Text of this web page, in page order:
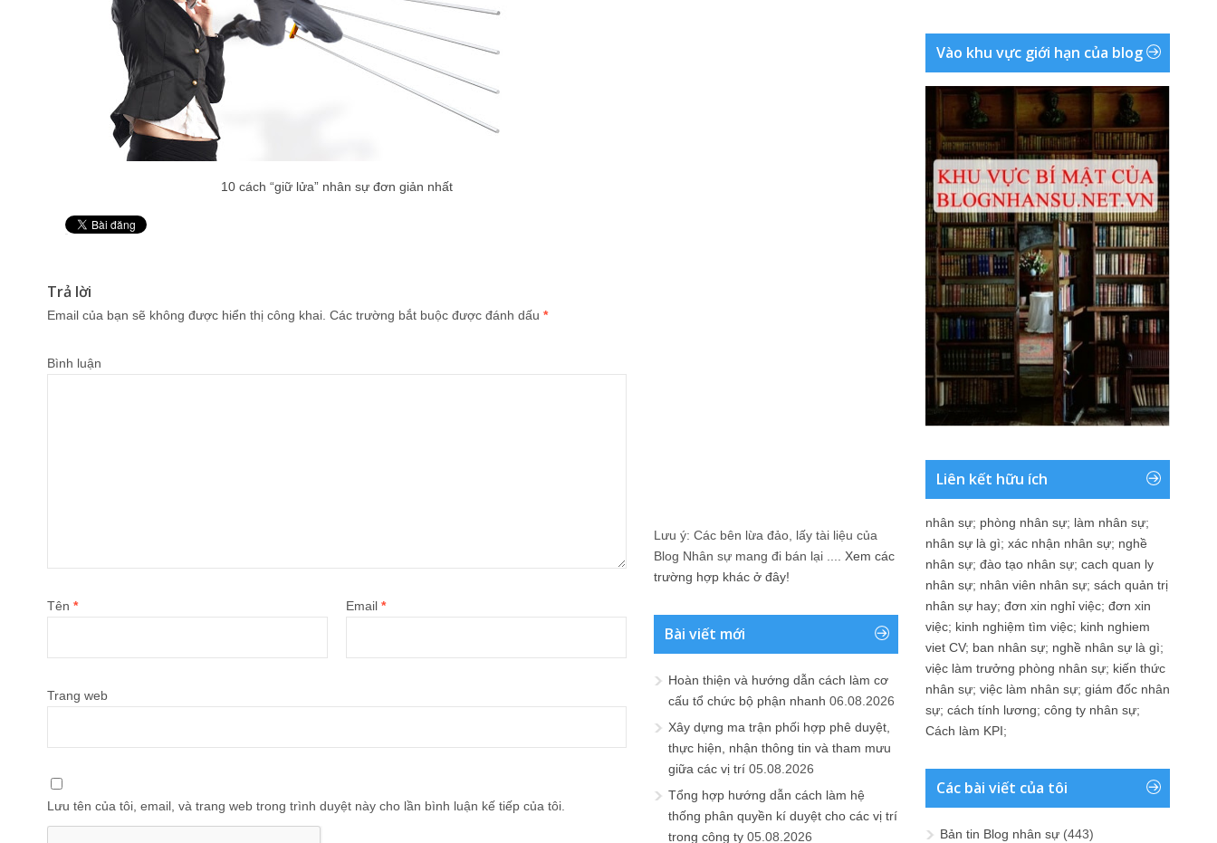
10 cách “giữ lửa” nhân sự đơn giản nhất
Trả lời
Email của bạn sẽ không được hiển thị công khai. Các trường bắt buộc được đánh dấu *
Bình luận
Tên * Email *
Trang web
Lưu tên của tôi, email, và trang web trong trình duyệt này cho lần bình luận kế tiếp của tôi.
Lưu ý: Các bên lừa đảo, lấy tài liệu của
Blog Nhân sự mang đi bán lại .... Xem các
trường hợp khác ở đây!
Bài viết mới
Hoàn thiện và hướng dẫn cách làm cơ
cấu tổ chức bộ phận nhanh 06.08.2026
Xây dựng ma trận phối hợp phê duyệt,
thực hiện, nhận thông tin và tham mưu
giữa các vị trí 05.08.2026
Tổng hợp hướng dẫn cách làm hệ
thống phân quyền kí duyệt cho các vị trí
trong công ty 05.08.2026
Vào khu vực giới hạn của blog
Liên kết hữu ích
nhân sự; phòng nhân sự; làm nhân sự;
nhân sự là gì; xác nhận nhân sự; nghề
nhân sự; đào tạo nhân sự; cach quan ly
nhân sự; nhân viên nhân sự; sách quản trị
nhân sự hay; đơn xin nghỉ việc; đơn xin
việc; kinh nghiệm tìm việc; kinh nghiem
viet CV; ban nhân sự; nghề nhân sự là gì;
việc làm trưởng phòng nhân sự; kiến thức
nhân sự; việc làm nhân sự; giám đốc nhân
sự; cách tính lương; công ty nhân sự;
Cách làm KPI;
Các bài viết của tôi
Bản tin Blog nhân sự (443)